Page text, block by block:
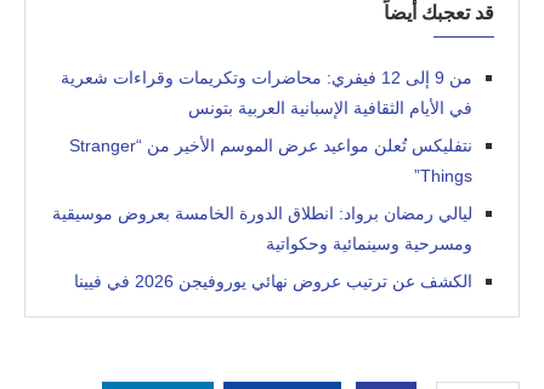
قد تعجبك أيضاً
من 9 إلى 12 فيفري: محاضرات وتكريمات وقراءات شعرية
في الأيام الثقافية الإسبانية العربية بتونس
نتفليكس تُعلن مواعيد عرض الموسم الأخير من “Stranger
Things”
ليالي رمضان برواد: انطلاق الدورة الخامسة بعروض موسيقية
ومسرحية وسينمائية وحكواتية
الكشف عن ترتيب عروض نهائي يوروفيجن 2026 في فيينا